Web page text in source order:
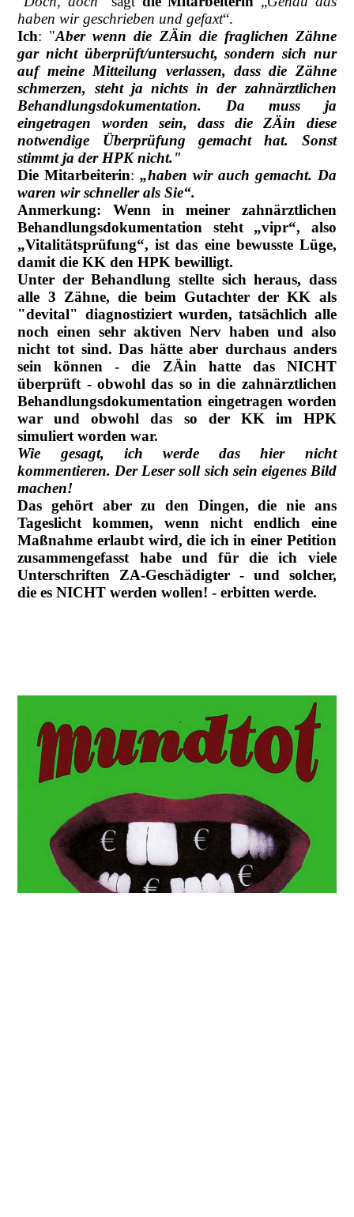
haben wir geschrieben und gefaxt“.
Ich: "Aber wenn die ZÄin die fraglichen Zähne
gar nicht überprüft/untersucht, sondern sich nur
auf meine Mitteilung verlassen, dass die Zähne
schmerzen, steht ja nichts in der zahnärztlichen
Behandlungsdokumentation.
Da muss ja
eingetragen worden sein, dass die ZÄin diese
notwendige Überprüfung gemacht hat. Sonst
stimmt ja der HPK nicht."
Die Mitarbeiterin:„haben wir auch gemacht. Da
waren wir schneller als Sie“.
Anmerkung: Wenn in meiner zahnärztlichen
Behandlungsdokumentation steht „vipr“, also
„Vitalitätsprüfung“, ist das eine bewusste Lüge,
damit die KK den HPK bewilligt.
Unter der Behandlung stellte sich heraus, dass
alle 3 Zähne, die beim Gutachter der KK als
"devital" diagnostiziert wurden, tatsächlich alle
noch einen sehr aktiven Nerv haben und also
nicht tot sind. Das hätte aber durchaus anders
sein können - die ZÄin hatte das NICHT
überprüft - obwohl das so in die zahnärztlichen
Behandlungsdokumentation eingetragen worden
war und obwohl das so der KK im HPK
simuliert worden war.
Wie gesagt, ich werde das hier nicht
kommentieren. Der Leser soll sich sein eigenes Bild
machen!
Das gehört aber zu den Dingen, die nie ans
Tageslicht kommen, wenn nicht endlich eine
Maßnahme erlaubt wird, die ich in einer Petition
zusammengefasst habe und für die ich viele
Unterschriften ZA-Geschädigter - und solcher,
die es NICHT werden wollen! - erbitten werde.